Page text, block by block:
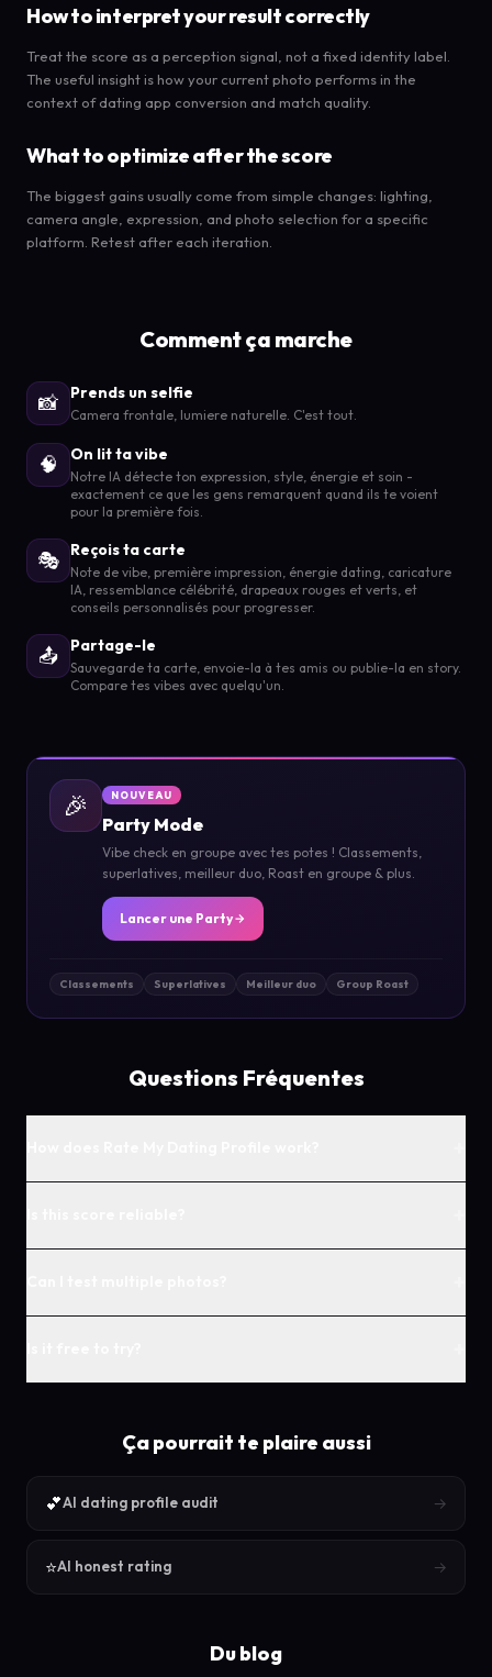
How to interpret your result correctly
Treat the score as a perception signal, not a fixed identity label.
The useful insight is how your current photo performs in the
context of dating app conversion and match quality.
What to optimize after the score
The biggest gains usually come from simple changes: lighting,
camera angle, expression, and photo selection for a specific
platform. Retest after each iteration.
Comment ça marche
📸 Prends un selfie
Camera frontale, lumiere naturelle. C'est tout.
🧠 On lit ta vibe
Notre IA détecte ton expression, style, énergie et soin -
exactement ce que les gens remarquent quand ils te voient
pour la première fois.
🎭 Reçois ta carte
Note de vibe, première impression, énergie dating, caricature
IA, ressemblance célébrité, drapeaux rouges et verts, et
conseils personnalisés pour progresser.
📤 Partage-le
Sauvegarde ta carte, envoie-la à tes amis ou publie-la en story.
Compare tes vibes avec quelqu'un.
🎉 NOUVEAU
Party Mode
Vibe check en groupe avec tes potes ! Classements,
superlatives, meilleur duo, Roast en groupe & plus.
Lancer une Party
Classements Superlatives Meilleur duo Group Roast
Questions Fréquentes
Ça pourrait te plaire aussi
💕AI dating profile audit →
⭐AI honest rating →
Du blog